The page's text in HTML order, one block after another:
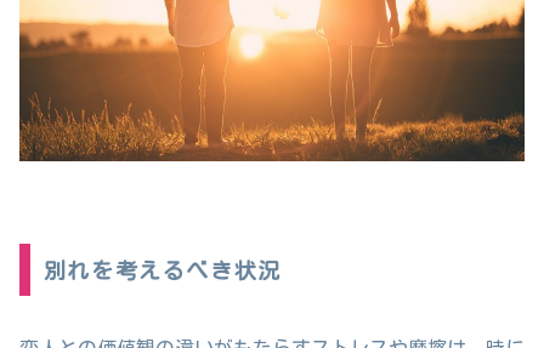
別れを考えるべき状況